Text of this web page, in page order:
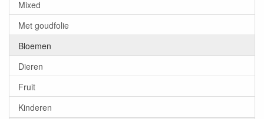
Mixed
Met goudfolie
Bloemen
Dieren
Fruit
Kinderen